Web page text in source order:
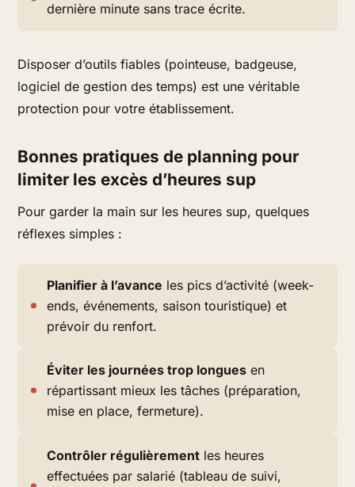
dernière minute sans trace écrite.
Disposer d’outils fiables (pointeuse, badgeuse,
logiciel de gestion des temps) est une véritable
protection pour votre établissement.
Bonnes pratiques de planning pour
limiter les excès d’heures sup
Pour garder la main sur les heures sup, quelques
réflexes simples :
Planifier à l’avance les pics d’activité (week-
ends, événements, saison touristique) et
prévoir du renfort.
Éviter les journées trop longues en
répartissant mieux les tâches (préparation,
mise en place, fermeture).
Contrôler régulièrement les heures
effectuées par salarié (tableau de suivi,